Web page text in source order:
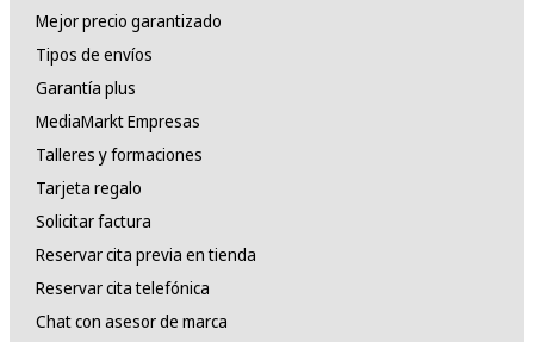
Mejor precio garantizado
Tipos de envíos
Garantía plus
MediaMarkt Empresas
Talleres y formaciones
Tarjeta regalo
Solicitar factura
Reservar cita previa en tienda
Reservar cita telefónica
Chat con asesor de marca